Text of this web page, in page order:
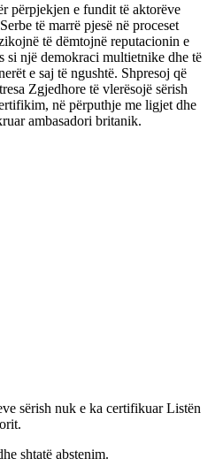
përpjekjen e fundit të aktorëve
të marrë pjesë në proceset
të dëmtojnë reputacionin e
si një demokraci multietnike dhe të
e saj të ngushtë. Shpresoj që
Zgjedhore të vlerësojë sërish
në përputhje me ligjet dhe
ambasadori britanik.
sërish nuk e ka certifikuar Listën
shtatë abstenim.